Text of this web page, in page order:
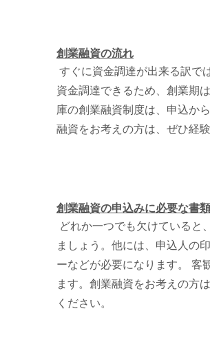
創業融資の流れ
すぐに資金調達が出来る訳で
資金調達できるため、創業期
庫の創業融資制度は、申込か
融資をお考えの方は、ぜひ経
創業融資の申込みに必要な書類
どれか一つでも欠けていると
ましょう。他には、申込人の
ーなどが必要になります。 客
ます。創業融資をお考えの方
ください。